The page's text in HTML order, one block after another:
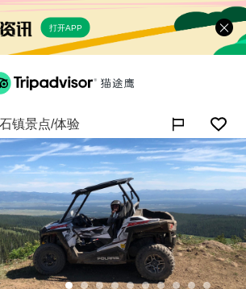
打开APP
镇景点/体验